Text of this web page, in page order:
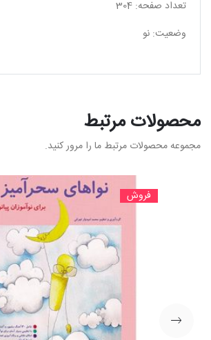
تعداد صفحه: 304
وضعیت: نو
محصولات مرتبط
مجموعه محصولات مرتبط ما را مرور کنید.
فروش